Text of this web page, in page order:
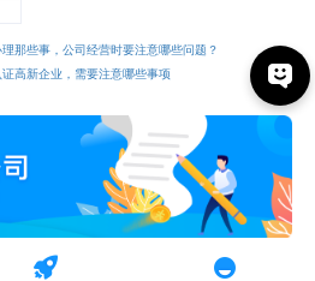
那些事，公司经营时要注意哪些问题？
证高新企业，需要注意哪些事项